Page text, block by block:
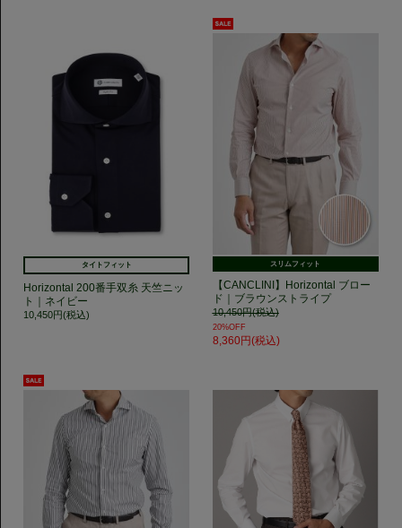
タイトフィット
Horizontal 200番手双糸 天竺ニッ
ト｜ネイビー
10,450円(税込)
スリムフィット
【CANCLINI】Horizontal ブロー
ド｜ブラウンストライプ
10,450円(税込)
20%OFF
8,360円(税込)